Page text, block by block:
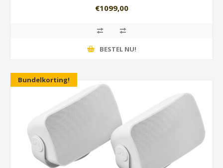
€1099,00
BESTEL NU!
Bundelkorting!